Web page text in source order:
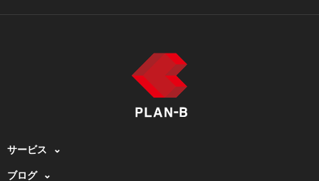
サービス
ブログ